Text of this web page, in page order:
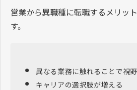
営業から異職種に転職するメリッ
す。
異なる業務に触れることで視
キャリアの選択肢が増える